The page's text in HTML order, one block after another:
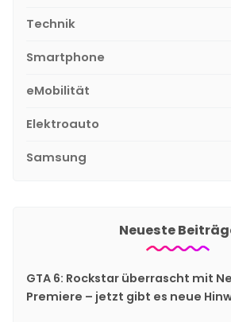
Technik
Smartphone
eMobilität
Elektroauto
Samsung
Neueste
GTA 6: Rockstar überrascht mit
Premiere – jetzt gibt es neue